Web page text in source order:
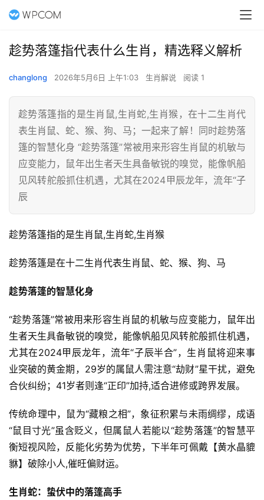
趁势落篷指代表什么生肖，精选释义解析
changlong 2026年5月6日 上午1:03 生肖解说 阅读 1
趁势落篷指的是生肖鼠,生肖蛇,生肖猴，在十二生肖代
表生肖鼠、蛇、猴、狗、马；一起来了解！同时趁势落
篷的智慧化身 “趁势落篷”常被用来形容生肖鼠的机敏与
应变能力，鼠年出生者天生具备敏锐的嗅觉，能像帆船
见风转舵般抓住机遇，尤其在2024甲辰龙年，流年“子
辰
趁势落篷指的是生肖鼠,生肖蛇,生肖猴
趁势落篷是在十二生肖代表生肖鼠、蛇、猴、狗、马
趁势落篷的智慧化身
“趁势落篷”常被用来形容生肖鼠的机敏与应变能力，鼠年出
生者天生具备敏锐的嗅觉，能像帆船见风转舵般抓住机遇，
尤其在2024甲辰龙年，流年“子辰半合”，生肖鼠将迎来事
业突破的黄金期，29岁的属鼠人需注意“劫财”星干扰，避免
合伙纠纷；41岁者则逢“正印”加持,适合进修或跨界发展。
传统命理中，鼠为“藏粮之相”，象征积累与未雨绸缪，成语
“鼠目寸光”虽含贬义，但属鼠人若能以“趁势落篷”的智慧平
衡短视风险，反能化劣势为优势，下半年可佩戴【黄水晶貔
貅】破除小人,催旺偏财运。
生肖蛇：蛰伏中的落篷高手